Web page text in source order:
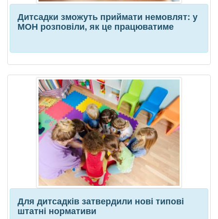
Дитсадки зможуть приймати немовлят: у
МОН розповіли, як це працюватиме
Для дитсадків затвердили нові типові
штатні нормативи